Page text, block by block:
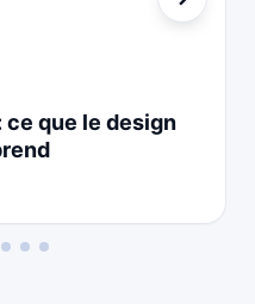
ce que le design